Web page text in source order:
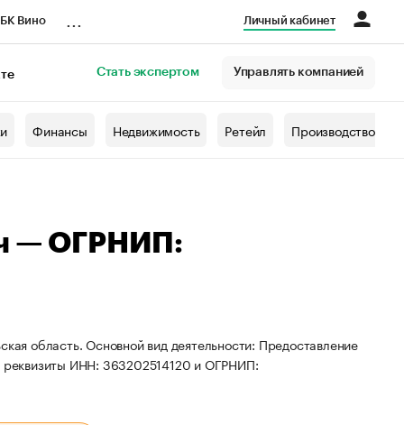
Вино Личный кабинет
Стать экспертом Управлять компанией
Финансы Недвижимость Ретейл Производство
— ОГРНИП:
область. Основной вид деятельности: Предоставление
реквизиты ИНН: 363202514120 и ОГРНИП: